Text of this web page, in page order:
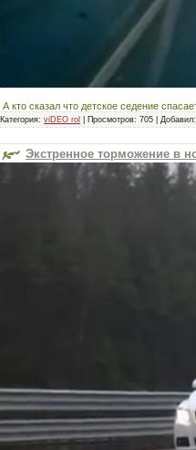
А кто сказал что детское седение
Категория: viDEO rol Просмотров: 705 Добавил:
Экстренное торможение в